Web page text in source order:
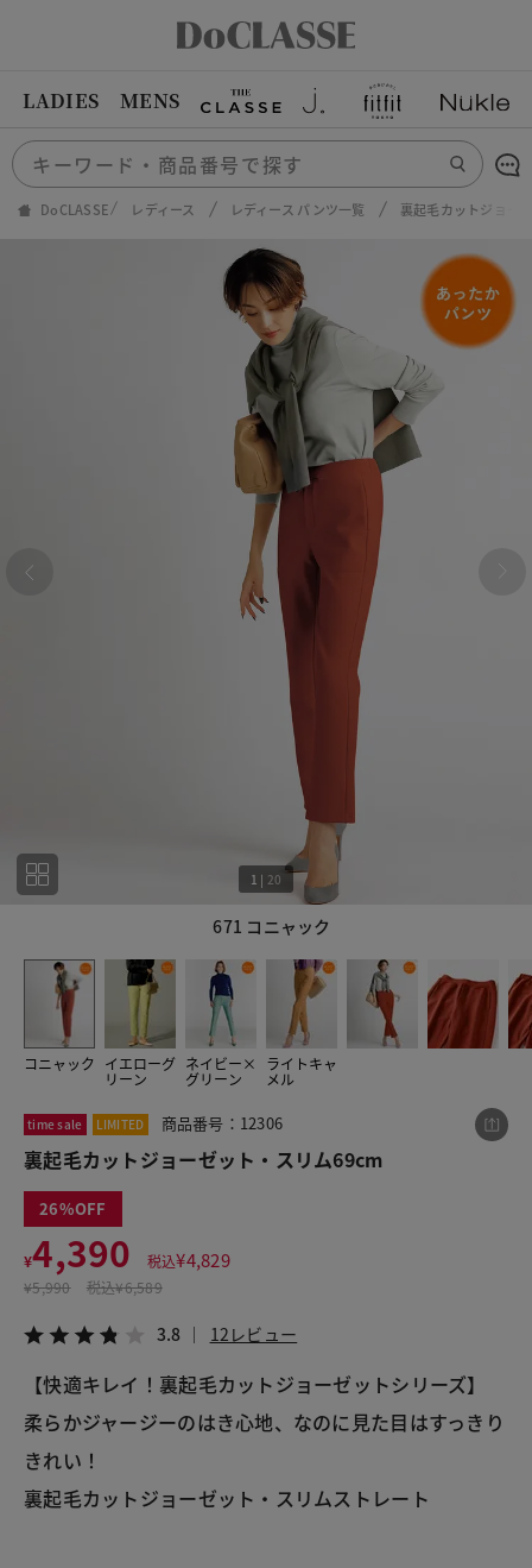
LADIES MENS
DoCLASSE レディース レディース パンツ一覧 裏起毛カットジョー
671 コニャック
1 | 20
コニャック イエローグ
リーン
ネイビー×
グリーン
ライトキャ
メル
time sale LIMITED 商品番号：12306
裏起毛カットジョーゼット・スリム69cm
26
¥4,390 税込¥4,829
¥5,990 税込¥6,589
3.8 12レビュー
【快適キレイ！裏起毛カットジョーゼットシリーズ】
柔らかジャージーのはき心地、なのに見た目はすっきり
きれい！
裏起毛カットジョーゼット・スリムストレート
この商品をシェアする
¥4,390
税込¥4,829
LINE X メール